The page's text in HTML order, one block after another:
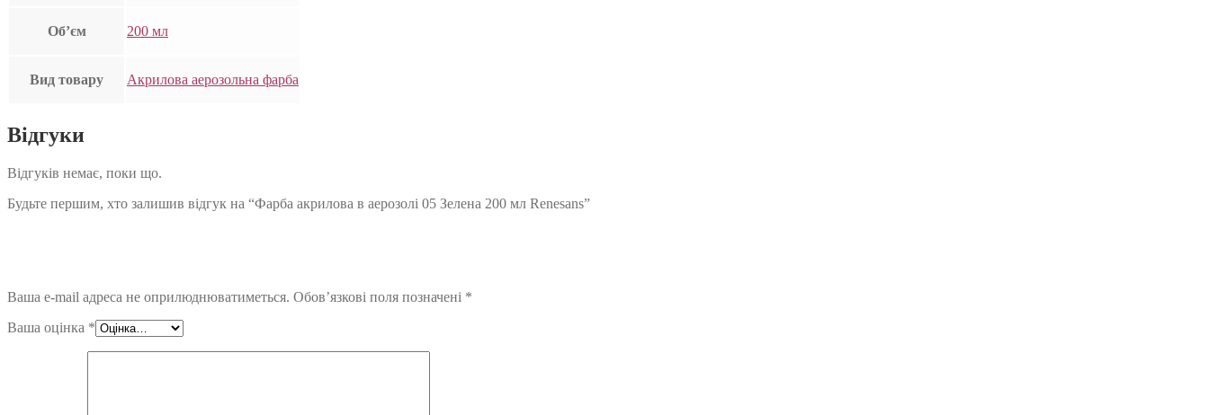
Об’єм 200 мл
Вид товару Акрилова аерозольна фарба
Відгуки
Відгуків немає, поки що.
Будьте першим, хто залишив відгук на “Фарба акрилова в аерозолі 05 Зелена 200 мл Renesans”
Ваша e-mail адреса не оприлюднюватиметься. Обов’язкові поля позначені *
Ваша оцінка *